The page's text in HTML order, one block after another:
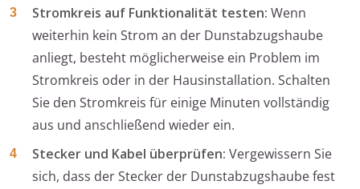
Stromkreis auf Funktionalität testen: Wenn
weiterhin kein Strom an der Dunstabzugshaube
anliegt, besteht möglicherweise ein Problem im
Stromkreis oder in der Hausinstallation. Schalten
Sie den Stromkreis für einige Minuten vollständig
aus und anschließend wieder ein.
Stecker und Kabel überprüfen: Vergewissern Sie
sich, dass der Stecker der Dunstabzugshaube fest